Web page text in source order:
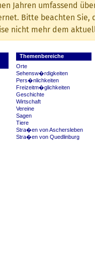
Jahren umfassend
Bitte beachten Sie,
nicht mehr dem